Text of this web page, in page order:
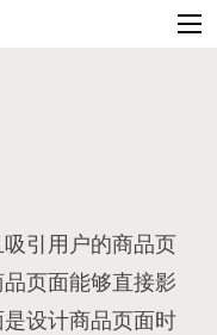
引用户的商品页
页面能够直接影
设计商品页面时